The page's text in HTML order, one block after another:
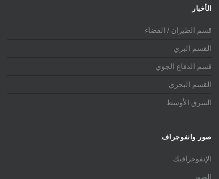
الأخبار
قسم الطيران / الفضاء
القسم البري
قسم الدفاع الجوي
القسم البحري
الشرق الأوسط
صور وانفوجراف
الإنفوجرافيك
الصور